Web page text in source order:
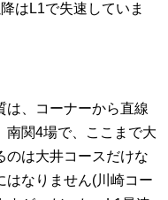
はL1で失速していま
、コーナーから直線
南関4場で、ここまで大
のは大井コースだけな
はなりません(川崎コー